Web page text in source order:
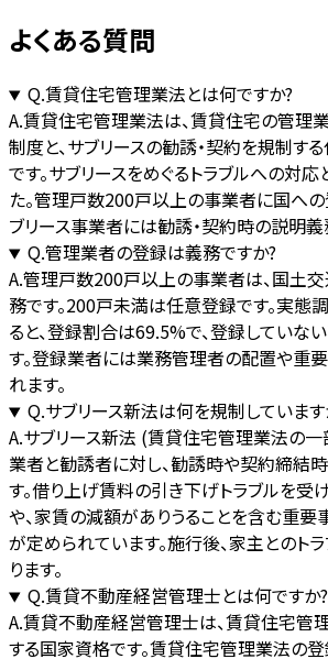
よくある質問
Q.賃貸住宅管理業法とは何ですか?
A.賃貸住宅管理業法は、賃貸住宅の管理
制度と、サブリースの勧誘・契約を規制す
です。サブリースをめぐるトラブルへの対
た。管理戸数200戸以上の事業者に国へ
ブリース事業者には勧誘・契約時の説明義
Q.管理業者の登録は義務ですか?
A.管理戸数200戸以上の事業者は、国土
務です。200戸未満は任意登録です。実態
ると、登録割合は69.5%で、登録していな
す。登録業者には業務管理者の配置や重
れます。
Q.サブリース新法は何を規制していま
A.サブリース新法 (賃貸住宅管理業法の一
業者と勧誘者に対し、勧誘時や契約締結
す。借り上げ賃料の引き下げトラブルを受
や、家賃の減額がありうることを含む重
が定められています。施行後、家主とのト
ります。
Q.賃貸不動産経営管理士とは何ですか?
A.賃貸不動産経営管理士は、賃貸住宅管
する国家資格です。賃貸住宅管理業法の